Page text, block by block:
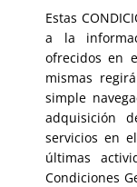
Estas
a la
ofrecidos en
mismas
simple
adquisición
servicios en
últimas
Condiciones